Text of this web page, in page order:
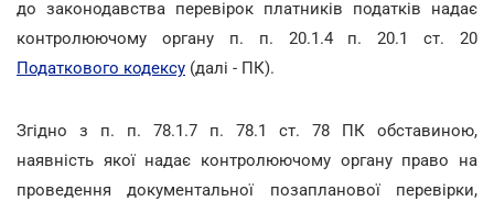
до законодавства перевірок платників податків надає
контролюючому органу п. п. 20.1.4 п. 20.1 ст. 20
Податкового кодексу (далі - ПК).
Згідно з п. п. 78.1.7 п. 78.1 ст. 78 ПК обставиною,
наявність якої надає контролюючому органу право на
проведення документальної позапланової перевірки,